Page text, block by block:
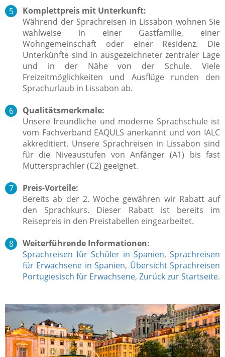
Komplettpreis mit Unterkunft:
Während der Sprachreisen in Lissabon wohnen Sie
wahlweise in einer Gastfamilie, einer
Wohngemeinschaft oder einer Residenz. Die
Unterkünfte sind in ausgezeichneter zentraler Lage
und in der Nähe von der Schule. Viele
Freizeitmöglichkeiten und Ausflüge runden den
Sprachurlaub in Lissabon ab.
Qualitätsmerkmale:
Unsere freundliche und moderne Sprachschule ist
vom Fachverband EAQULS anerkannt und von IALC
akkreditiert. Unsere Sprachreisen in Lissabon sind
für die Niveaustufen von Anfänger (A1) bis fast
Muttersprachler (C2) geeignet.
Preis-Vorteile:
Bereits ab der 2. Woche gewähren wir Rabatt auf
den Sprachkurs. Dieser Rabatt ist bereits im
Reisepreis in den Preistabellen eingearbeitet.
Weiterführende Informationen:
Sprachreisen für Schüler in Spanien, Sprachreisen
für Erwachsene in Spanien, Übersicht Sprachreisen
Portugiesisch für Erwachsene, Zurück zur Startseite.